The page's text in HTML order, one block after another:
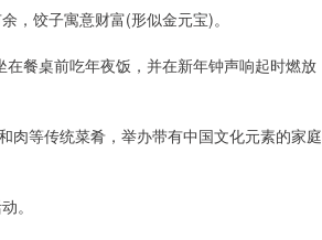
，饺子寓意财富(形似金元宝)。
餐桌前吃年夜饭，并在新年钟声响起时燃放
肉等传统菜肴，举办带有中国文化元素的家庭
。